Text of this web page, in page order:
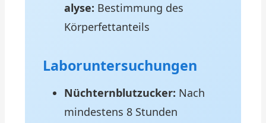
alyse: Bestimmung des
Körperfettanteils
Laboruntersuchungen
Nüchternblutzucker: Nach
mindestens 8 Stunden